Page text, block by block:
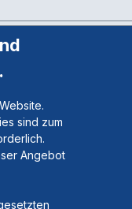
sind zum
Angebot